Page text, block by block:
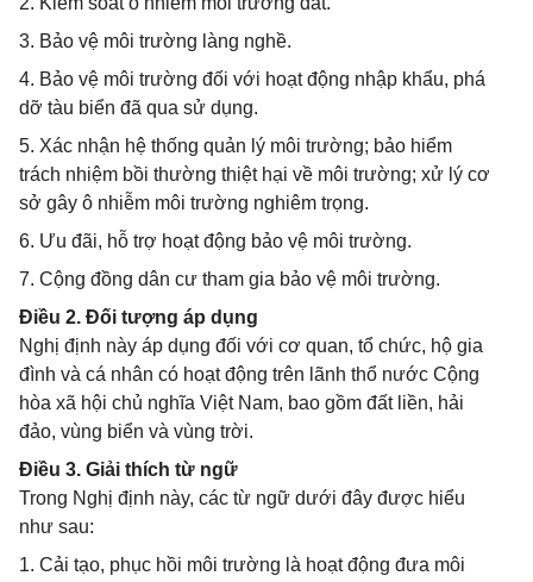
3. Bảo vệ môi trường làng nghề.
4. Bảo vệ môi trường đối với hoạt động nhập khẩu, phá
dỡ tàu biển đã qua sử dụng.
5. Xác nhận hệ thống quản lý môi trường; bảo hiểm
trách nhiệm bồi thường thiệt hại về môi trường; xử lý cơ
sở gây ô nhiễm môi trường nghiêm trọng.
6. Ưu đãi, hỗ trợ hoạt động bảo vệ môi trường.
7. Cộng đồng dân cư tham gia bảo vệ môi trường.
Điều 2. Đối tượng áp dụng
Nghị định này áp dụng đối với cơ quan, tổ chức, hộ gia
đình và cá nhân có hoạt động trên lãnh thổ nước Cộng
hòa xã hội chủ nghĩa Việt Nam, bao gồm đất liền, hải
đảo, vùng biển và vùng trời.
Điều 3. Giải thích từ ngữ
Trong Nghị định này, các từ ngữ dưới đây được hiểu
như sau:
1. Cải tạo, phục hồi môi trường là hoạt động đưa môi